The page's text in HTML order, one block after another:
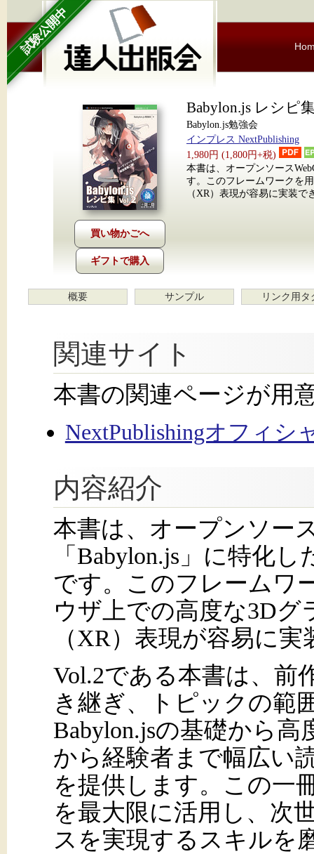
試験公開中
ギフトで購入
Babylon.js レシピ
Babylon.js勉強会
インプレス NextPublishing
1,980円 (1,800円+税)
本書は、オープンソース
す。このフレームワークを
（XR）表現が容易に実装で
概要 サンプル リンク用タ
関連サイト
本書の関連ページが用
NextPublishingオフィシ
内容紹介
本書は、オープンソー
「Babylon.js」に特化
です。このフレームワ
ウザ上での高度な3D
（XR）表現が容易に
Vol.2である本書は、前
き継ぎ、トピックの範
Babylon.jsの基礎から
から経験者まで幅広い
を提供します。この一
を最大限に活用し、次
スを実現するスキルを